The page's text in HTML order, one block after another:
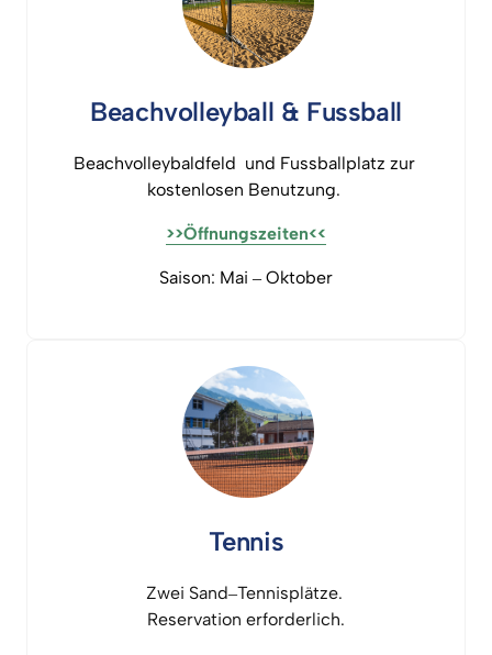
Beachvolleyball & Fussball
Beachvolleybaldfeld und Fussballplatz
zur
kostenlosen Benutzung.
>>Öffnungszeiten<<
Saison: Mai ‒ Oktober
Tennis
Zwei Sand‒Tennisplätze.
Reservation erforderlich.